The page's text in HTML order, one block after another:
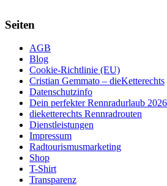
Seiten
AGB
Blog
Cookie-Richtlinie (EU)
Cristian Gemmato – dieKetterechts
Datenschutzinfo
Dein perfekter Rennradurlaub 2026
dieketterechts Rennradrouten
Dienstleistungen
Impressum
Radtourismusmarketing
Shop
T-Shirt
Transparenz